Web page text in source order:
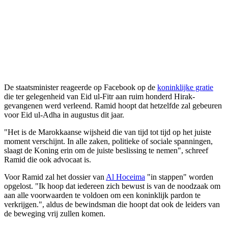
De staatsminister reageerde op Facebook op de koninklijke gratie
die ter gelegenheid van Eid ul-Fitr aan ruim honderd Hirak-
gevangenen werd verleend. Ramid hoopt dat hetzelfde zal gebeuren
voor Eid ul-Adha in augustus dit jaar.
"Het is de Marokkaanse wijsheid die van tijd tot tijd op het juiste
moment verschijnt. In alle zaken, politieke of sociale spanningen,
slaagt de Koning erin om de juiste beslissing te nemen", schreef
Ramid die ook advocaat is.
Voor Ramid zal het dossier van Al Hoceima "in stappen" worden
opgelost. "Ik hoop dat iedereen zich bewust is van de noodzaak om
aan alle voorwaarden te voldoen om een koninklijk pardon te
verkrijgen.", aldus de bewindsman die hoopt dat ook de leiders van
de beweging vrij zullen komen.